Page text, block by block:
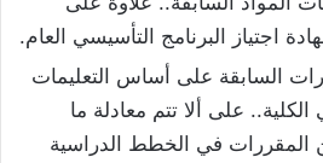
اجتياز البرنامج التأسيسي العام.
السابقة على أساس التعليمات
على ألا تتم معادلة ما
50% من المقررات في الخطط الدراسية